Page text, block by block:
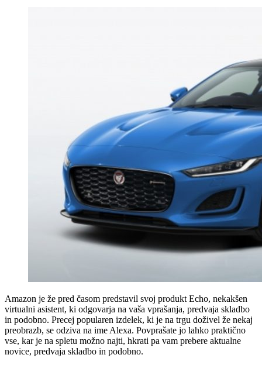
Amazon je že pred časom predstavil svoj produkt Echo, nekakšen
virtualni asistent, ki odgovarja na vaša vprašanja, predvaja skladbo
in podobno. Precej popularen izdelek, ki je na trgu doživel že nekaj
preobrazb, se odziva na ime Alexa. Povprašate jo lahko praktično
vse, kar je na spletu možno najti, hkrati pa vam prebere aktualne
novice, predvaja skladbo in podobno.